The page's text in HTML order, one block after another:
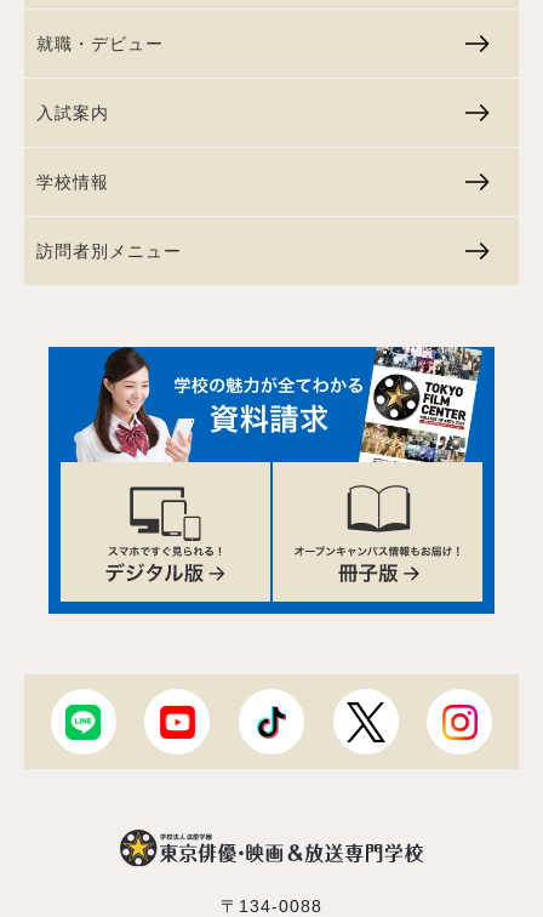
就職・デビュー
入試案内
学校情報
訪問者別メニュー
〒134-0088